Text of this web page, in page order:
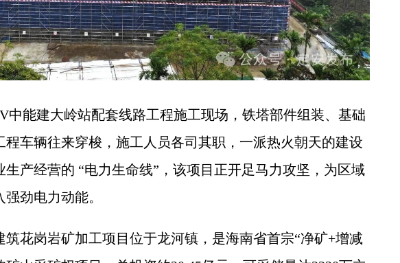
能建大岭站配套线路工程施工现场，铁塔部件组装、基础
程车辆往来穿梭，施工人员各司其职，一派热火朝天的建设
产经营的 “电力生命线”，该项目正开足马力攻坚，为区域
劲电力动能。
岗岩矿加工项目位于龙河镇，是海南省首宗“净矿+增减